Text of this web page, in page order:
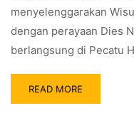
menyelenggarakan
dengan perayaan Dies
berlangsung di Pecatu
READ MORE